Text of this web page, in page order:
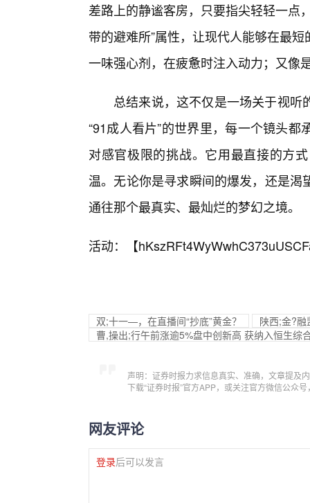
差路上的静谧客房，只要指尖轻轻一点
带的避难所”属性，让现代人能够在最
一味强心剂，在疲惫时注入动力；又像
总结来说，这不仅是一场关于视
“91成人看片”的世界里，每一个镜头
对感官极限的挑战。它用最直接的方
温。无论你是寻求瞬间的爆发，还是
通往那个最真实、最灿烂的梦幻之境。
活动：【
双;十一—，在直播间“抄底”黄金？
陕西;金?
曹,操出;行午前涨逾5%盘中创新高 获纳入恒生综
声明：证券时报力求信息真实、准确，文章提及
下载“证券时报”官方APP，或关注官方微信公众
网友评论
登录后可以发言